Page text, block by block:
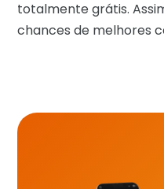
totalmente grátis.
chances de melhores